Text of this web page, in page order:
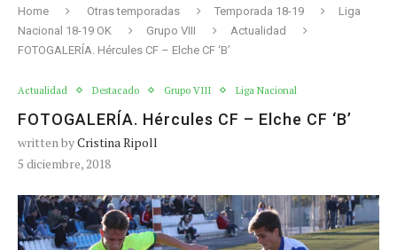
Home Otras temporadas Temporada 18-19
Liga
Nacional 18-19 OK
Grupo VIII
Actualidad
FOTOGALERÍA. Hércules CF – Elche CF ‘B’
Actualidad Destacado Grupo VIII Liga Nacional
FOTOGALERÍA. Hércules CF – Elche CF ‘B’
written byCristina Ripoll
5 diciembre, 2018